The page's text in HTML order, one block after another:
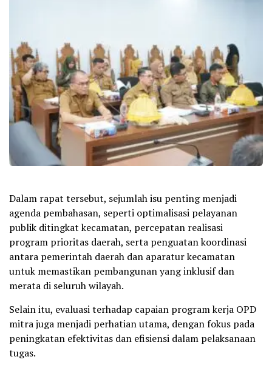
Dalam rapat tersebut, sejumlah isu penting menjadi
agenda pembahasan, seperti optimalisasi pelayanan
publik ditingkat kecamatan, percepatan realisasi
program prioritas daerah, serta penguatan koordinasi
antara pemerintah daerah dan aparatur kecamatan
untuk memastikan pembangunan yang inklusif dan
merata di seluruh wilayah.
Selain itu, evaluasi terhadap capaian program kerja OPD
mitra juga menjadi perhatian utama, dengan fokus pada
peningkatan efektivitas dan efisiensi dalam pelaksanaan
tugas.